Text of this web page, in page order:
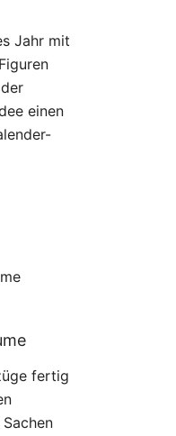
Jahr mit
einen
fertig